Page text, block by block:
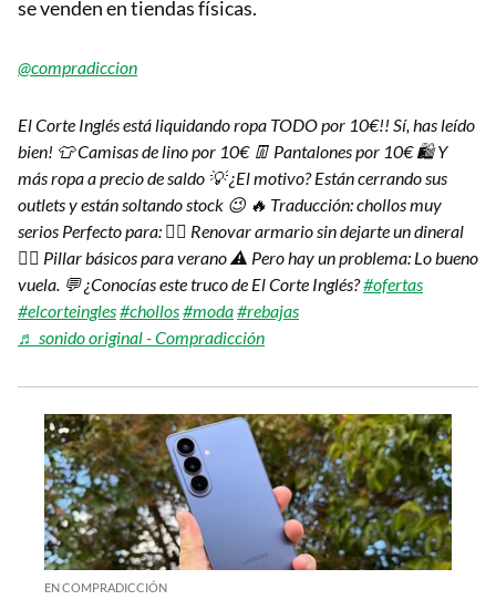
se venden en tiendas físicas.
@compradiccion
El Corte Inglés está liquidando ropa TODO por 10€!! Sí, has leído
bien! 👕 Camisas de lino por 10€ 👖 Pantalones por 10€ 🛍️ Y
más ropa a precio de saldo 💡 ¿El motivo? Están cerrando sus
outlets y están soltando stock 😉 🔥 Traducción: chollos muy
serios Perfecto para: 👉🏽 Renovar armario sin dejarte un dineral
👉🏽 Pillar básicos para verano ⚠️ Pero hay un problema: Lo bueno
vuela. 💬 ¿Conocías este truco de El Corte Inglés?#ofertas
#elcorteingles#chollos#moda#rebajas
♬ sonido original - Compradicción
EN COMPRADICCIÓN